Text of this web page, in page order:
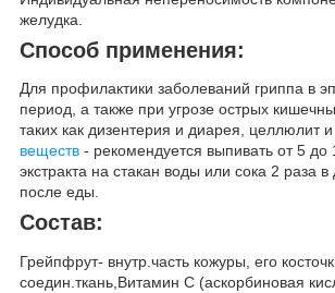
желудка.
Способ применения:
Для профилактики заболеваний гриппа в
период, а также при угрозе острых
таких как дизентерия и диарея, целлюлит
веществ - рекомендуется выпивать от 5 до
экстракта на стакан воды или сока 2 раза
после еды.
Состав:
Грейпфрут- внутр.часть кожуры, его
соедин.ткань,Витамин С (аскорбиновая